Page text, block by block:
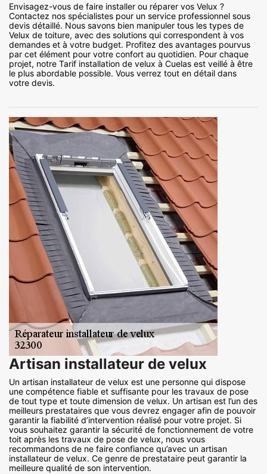
Envisagez-vous de faire installer ou réparer vos Velux ?
Contactez nos spécialistes pour un service professionnel sous
devis détaillé. Nous savons bien manipuler tous les types de
Velux de toiture, avec des solutions qui correspondent à vos
demandes et à votre budget. Profitez des avantages pourvus
par cet élément pour votre confort au quotidien. Pour chaque
projet, notre Tarif installation de velux à Cuelas est veillé à être
le plus abordable possible. Vous verrez tout en détail dans
votre devis.
Artisan installateur de velux
Un artisan installateur de velux est une personne qui dispose
une compétence fiable et suffisante pour les travaux de pose
de tout type et toute dimension de velux. Un artisan est l’un des
meilleurs prestataires que vous devrez engager afin de pouvoir
garantir la fiabilité d’intervention réalisé pour votre projet. Si
vous souhaitez garantir la sécurité de fonctionnement de votre
toit après les travaux de pose de velux, nous vous
recommandons de ne faire confiance qu’avec un artisan
installateur de velux. Ce genre de prestataire peut garantir la
meilleure qualité de son intervention.